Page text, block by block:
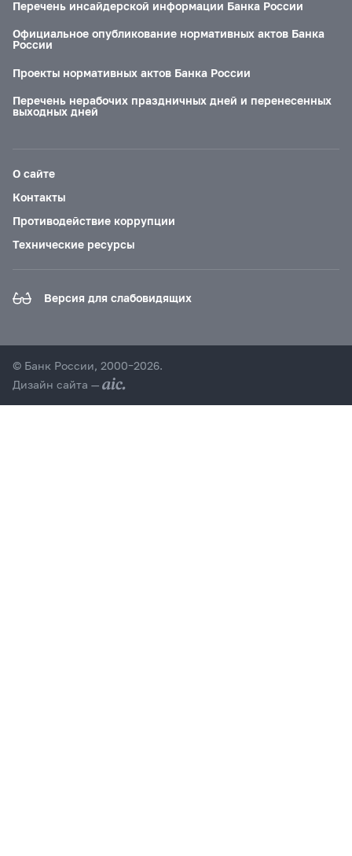
Перечень инсайдерской информации Банка России
Официальное опубликование нормативных актов Банка
России
Проекты нормативных актов Банка России
Перечень нерабочих праздничных дней и перенесенных
выходных дней
О сайте
Контакты
Противодействие коррупции
Технические ресурсы
Версия для слабовидящих
© Банк России, 2000–2026.
Дизайн сайта —